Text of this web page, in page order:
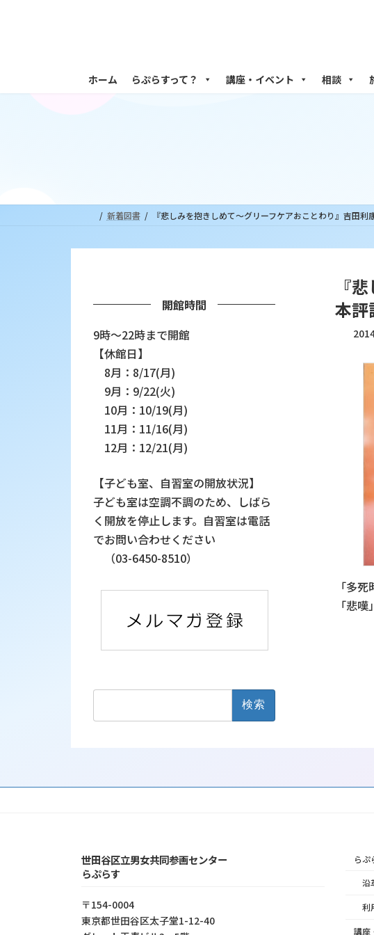
へ
ョ
ホーム らぷらすって？ 講座・イベント 相談
新着図書 『悲しみを抱きしめて～グリーフケアおことわり』吉田
『
本評
「多
「悲
開館時間
9時～22時まで開館
【休館日】
8月：8/17(月)
9月：9/22(火)
10月：10/19(月)
11月：11/16(月)
12月：12/21(月)
【子ども室、自習室の開放状況】
子ども室は空調不調のため、しばら
く開放を停止します。自習室は電話
でお問い合わせください
（03-6450-8510）
世田谷区立男女共同参画センター
らぷらす
〒154-0004
東京都世⽥⾕区太⼦堂1-12-40
らぷ
沿
利
講座